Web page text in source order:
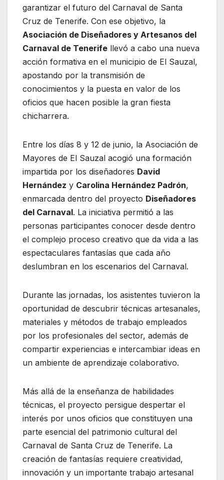
garantizar el futuro del Carnaval de Santa
Cruz de Tenerife. Con ese objetivo, la
Asociación de Diseñadores y Artesanos del
Carnaval de Tenerife llevó a cabo una nueva
acción formativa en el municipio de El Sauzal,
apostando por la transmisión de
conocimientos y la puesta en valor de los
oficios que hacen posible la gran fiesta
chicharrera.
Entre los días 8 y 12 de junio, la Asociación de
Mayores de El Sauzal acogió una formación
impartida por los diseñadores David
Hernández y Carolina Hernández Padrón,
enmarcada dentro del proyecto Diseñadores
del Carnaval. La iniciativa permitió a las
personas participantes conocer desde dentro
el complejo proceso creativo que da vida a las
espectaculares fantasías que cada año
deslumbran en los escenarios del Carnaval.
Durante las jornadas, los asistentes tuvieron la
oportunidad de descubrir técnicas artesanales,
materiales y métodos de trabajo empleados
por los profesionales del sector, además de
compartir experiencias e intercambiar ideas en
un ambiente de aprendizaje colaborativo.
Más allá de la enseñanza de habilidades
técnicas, el proyecto persigue despertar el
interés por unos oficios que constituyen una
parte esencial del patrimonio cultural del
Carnaval de Santa Cruz de Tenerife. La
creación de fantasías requiere creatividad,
innovación y un importante trabajo artesanal